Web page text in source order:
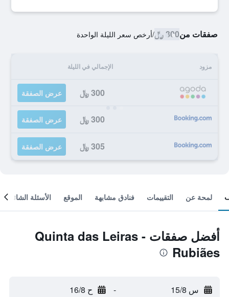
صفقات من300 ﷼ /أرخص سعر الليلة الواحدة
مزود الإجمالي في الليلة
300 ﷼ عرض الصفقة
300 ﷼ عرض الصفقة
305 ﷼ عرض الصفقة
لمحة عن التقييمات فنادق مشابهة الموقع الأسئلة الشائعة
أفضل صفقات Quinta das Leiras -
Rubiães
س 15/8 - ح 16/8